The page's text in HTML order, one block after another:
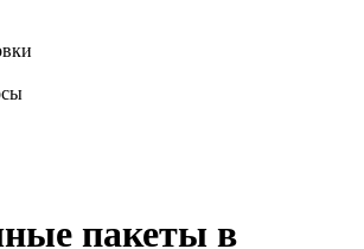
пакеты в